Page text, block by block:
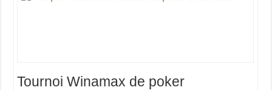
Tournoi Winamax de poker